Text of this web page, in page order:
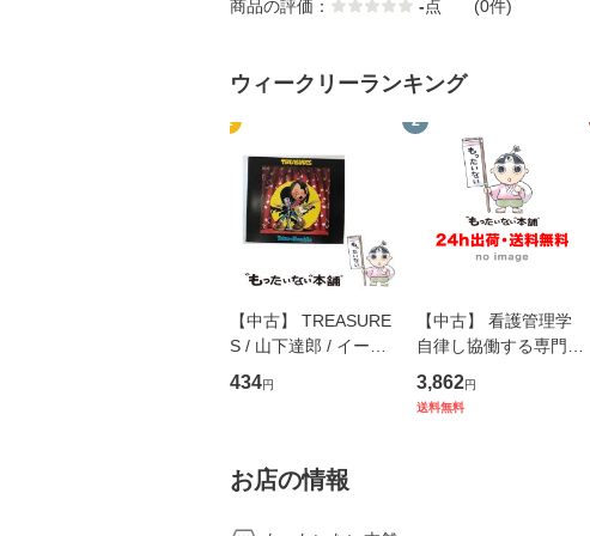
商品の評価： -点 (0件)
ウィークリーランキング
1
【中古】 TREASURE
S / 山下達郎 / イース
トウエスト・ジャパン
[CD]【メール便送料無
434円
2
【中古】 看護管理学
自律し協働する専門職
の看護マネジメントス
キル 改訂第3版 (看護
3,862円
送料無料
お店の情報